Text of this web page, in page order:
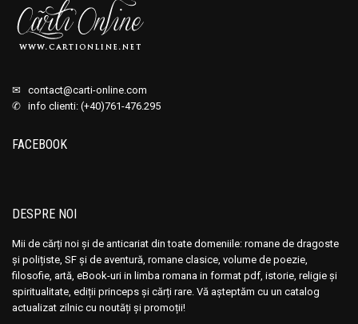
✉ contact@carti-online.com
✆ info clienti: (+40)761-476.295
FACEBOOK
DESPRE NOI
Mii de cărți noi și de anticariat din toate domeniile: romane de dragoste
și polițiste, SF și de aventură, romane clasice, volume de poezie,
filosofie, artă, eBook-uri in limba romana in format pdf, istorie, religie și
spiritualitate, ediții princeps și cărți rare. Vă așteptăm cu un catalog
actualizat zilnic cu noutăți și promoții!